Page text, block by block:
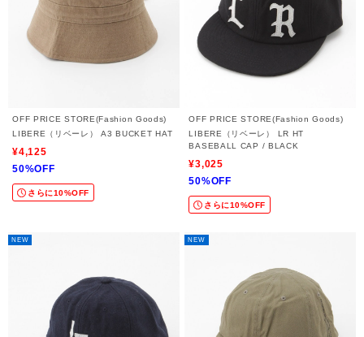
OFF PRICE STORE(Fashion Goods)
LIBERE（リベーレ） A3 BUCKET HAT
¥4,125
50%OFF
さらに10%OFF
OFF PRICE STORE(Fashion Goods)
LIBERE（リベーレ） LR HT
BASEBALL CAP / BLACK
¥3,025
50%OFF
さらに10%OFF
NEW NEW